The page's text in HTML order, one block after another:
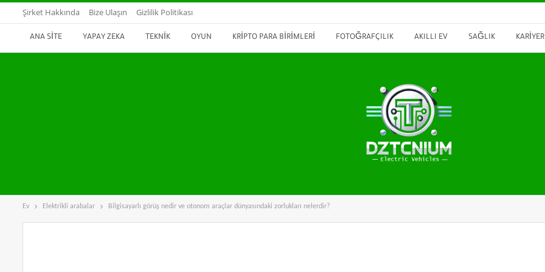
Şirket Hakkında Bize Ulaşın Gizlilik Politikası
ANA SITE YAPAY ZEKA TEKNIK OYUN KRIPTO PARA BIRIMLERI FOTOĞRAFÇILIK AKILLI EV SAĞLIK KARIYER
Ev Elektrikli arabalar Bilgisayarlı görüş nedir ve otonom araçlar dünyasındaki zorlukları nelerdir?